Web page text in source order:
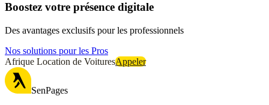
Boostez votre présence digitale
Des avantages exclusifs pour les professionnels
Nos solutions pour les Pros
Afrique Location de VoituresAppeler
SenPages